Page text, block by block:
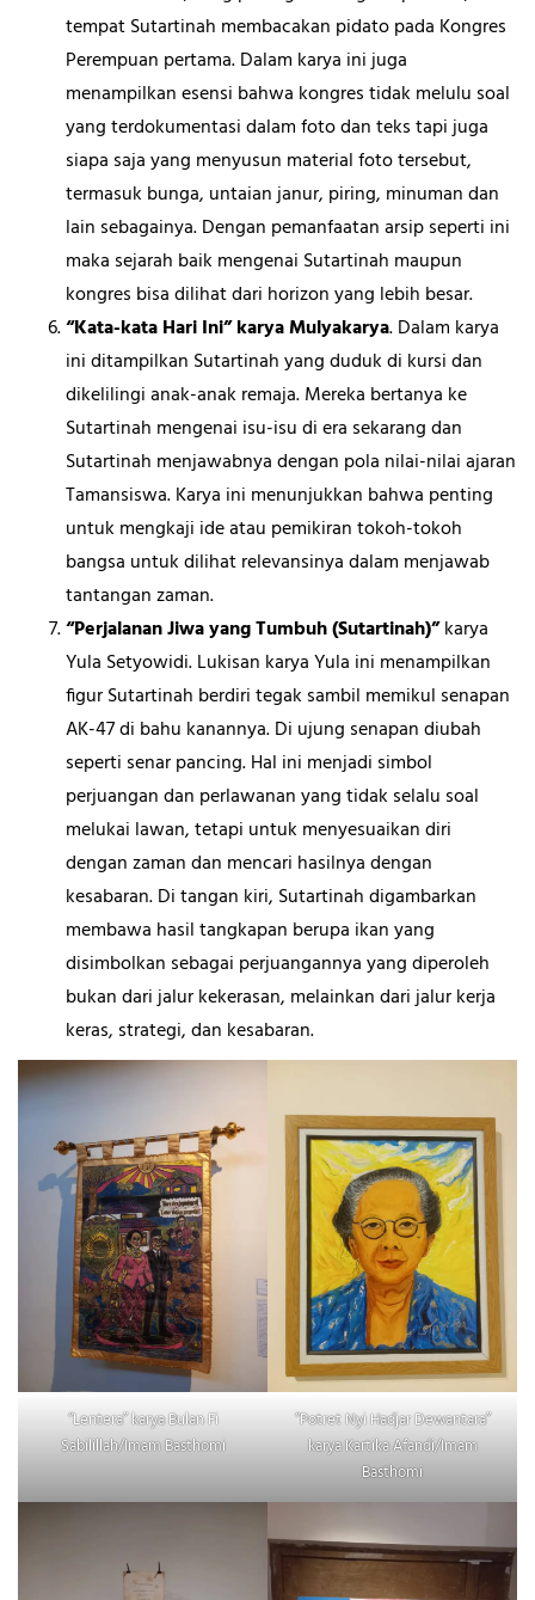
tempat Sutartinah membacakan pidato pada Kongres
Perempuan pertama. Dalam karya ini juga
menampilkan esensi bahwa kongres tidak melulu soal
yang terdokumentasi dalam foto dan teks tapi juga
siapa saja yang menyusun material foto tersebut,
termasuk bunga, untaian janur, piring, minuman dan
lain sebagainya. Dengan pemanfaatan arsip seperti ini
maka sejarah baik mengenai Sutartinah maupun
kongres bisa dilihat dari horizon yang lebih besar.
“Kata-kata Hari Ini” karya Mulyakarya. Dalam karya
ini ditampilkan Sutartinah yang duduk di kursi dan
dikelilingi anak-anak remaja. Mereka bertanya ke
Sutartinah mengenai isu-isu di era sekarang dan
Sutartinah menjawabnya dengan pola nilai-nilai ajaran
Tamansiswa. Karya ini menunjukkan bahwa penting
untuk mengkaji ide atau pemikiran tokoh-tokoh
bangsa untuk dilihat relevansinya dalam menjawab
tantangan zaman.
“Perjalanan Jiwa yang Tumbuh (Sutartinah)”karya
Yula Setyowidi. Lukisan karya Yula ini menampilkan
figur Sutartinah berdiri tegak sambil memikul senapan
AK-47 di bahu kanannya. Di ujung senapan diubah
seperti senar pancing. Hal ini menjadi simbol
perjuangan dan perlawanan yang tidak selalu soal
melukai lawan, tetapi untuk menyesuaikan diri
dengan zaman dan mencari hasilnya dengan
kesabaran. Di tangan kiri, Sutartinah digambarkan
membawa hasil tangkapan berupa ikan yang
disimbolkan sebagai perjuangannya yang diperoleh
bukan dari jalur kekerasan, melainkan dari jalur kerja
keras, strategi, dan kesabaran.
“Lentera” karya Bulan Fi
Sabilillah/Imam Basthomi
“Potret Nyi Hadjar Dewantara”
karya Kartika Afandi/Imam
Basthomi